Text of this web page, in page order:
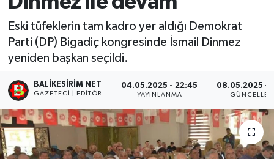
Eski tüfeklerin tam kadro yer aldığı Demokrat
Parti (DP) Bigadiç kongresinde İsmail Dinmez
yeniden başkan seçildi.
BALIKESIRIM NET
GAZETECI | EDITÖR
04.05.2025 - 22:45
YAYINLANMA
08.05.2025 -